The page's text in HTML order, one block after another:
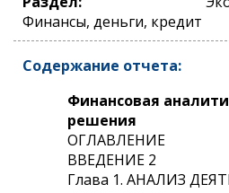
Финансы, деньги, кредит
Содержание отчета:
Финансовая
решения
ОГЛАВЛЕНИЕ
ВВЕДЕНИЕ 2
Глава 1. АНАЛИЗ